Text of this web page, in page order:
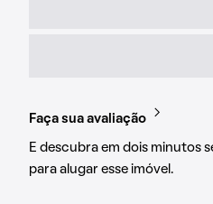
Faça sua avaliação
E descubra em dois minutos
para alugar esse imóvel.